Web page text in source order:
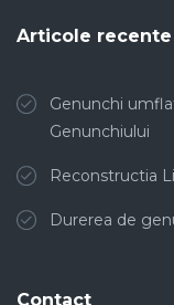
Articole recente
Genunchi
Genunchiului
Reconstructia
Durerea de
Contact